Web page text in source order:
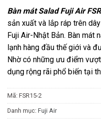
Bàn mát Salad Fuji Air
sản xuất và lắp ráp trên
Fuji Air-Nhật Bản. Bàn mát
lạnh hàng đầu thế giới và
Nhờ có những ưu điểm
dụng rộng rãi phổ biến tại
Mã: FSR15-2
Danh mục: Fuji Air